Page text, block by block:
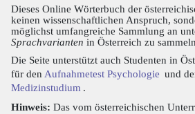
Dieses Online Wörterbuch der
keinen wissenschaftlichen Anspruch,
möglichst umfangreiche Sammlung an
Sprachvarianten in Österreich zu
Die Seite unterstützt auch Studenten in
für den Aufnahmetest Psychologie und
Medizinstudium .
Hinweis: Das vom österreichischen